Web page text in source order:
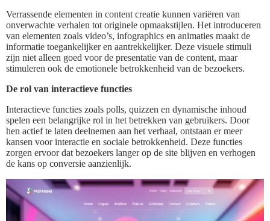
Verrassende elementen in content creatie kunnen variëren van
onverwachte verhalen tot originele opmaakstijlen. Het introduceren
van elementen zoals video’s, infographics en animaties maakt de
informatie toegankelijker en aantrekkelijker. Deze visuele stimuli
zijn niet alleen goed voor de presentatie van de content, maar
stimuleren ook de emotionele betrokkenheid van de bezoekers.
De rol van interactieve functies
Interactieve functies zoals polls, quizzen en dynamische inhoud
spelen een belangrijke rol in het betrekken van gebruikers. Door
hen actief te laten deelnemen aan het verhaal, ontstaan er meer
kansen voor interactie en sociale betrokkenheid. Deze functies
zorgen ervoor dat bezoekers langer op de site blijven en verhogen
de kans op conversie aanzienlijk.